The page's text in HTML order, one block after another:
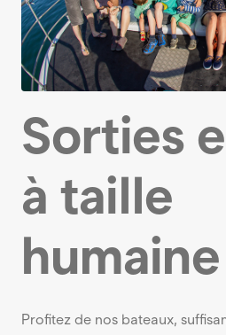
Sorties
à taille
humaine
Profitez de nos bateaux,